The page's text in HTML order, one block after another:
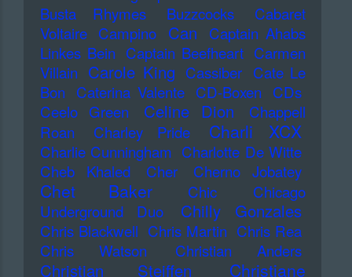
Busta Rhymes Buzzcocks
Cabaret
Voltaire Campino Can
Captain Ahabs
Linkes Bein Captain Beefheart Carmen
Villain Carole King Cassiber Cate Le
Bon
Caterina Valente CD-Boxen
CDs
Ceelo Green
Celine Dion
Chappell
Roan
Charley Pride Charli XCX
Charlie Cunningham Charlotte De Witte
Cheb Khaled
Cher Cherno Jobatey
Chet Baker Chic
Chicago
Underground Duo
Chilly Gonzales
Chris Blackwell Chris Martin Chris Rea
Chris Watson
Christian Anders
Christian Steiffen
Christiane